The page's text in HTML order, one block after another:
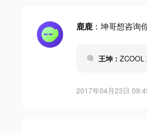
鹿鹿：坤哥想咨询
王坤：
2017年04月23日